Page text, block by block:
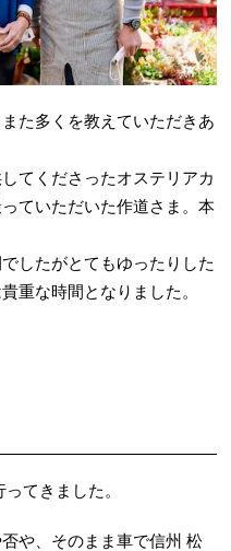
た多くを教えていただきあ
てくださったオステリアカ
ていただいた作道さま。本
したがとてもゆったりした
重な時間となりました。
てきました。
や、そのまま車で信州 松